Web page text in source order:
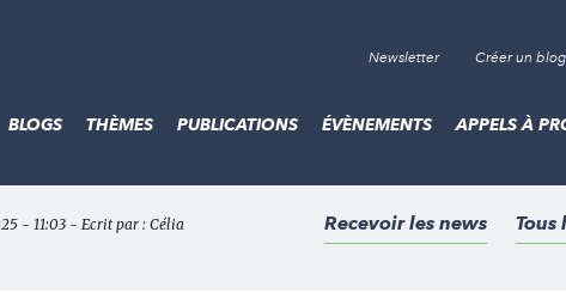
Newsletter Créer un blog
BLOGS THÈMES PUBLICATIONS ÉVÈNEMENTS APPELS À
- 11:03 - Ecrit par :Célia
Recevoir les news Tous